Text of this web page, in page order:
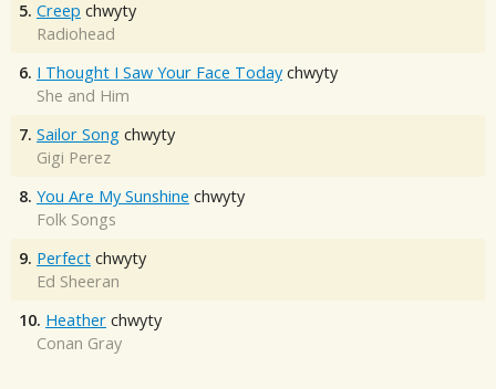
5. Creep chwyty
Radiohead
6. I Thought I Saw Your Face Today chwyty
She and Him
7. Sailor Song chwyty
Gigi Perez
8. You Are My Sunshine chwyty
Folk Songs
9. Perfect chwyty
Ed Sheeran
10. Heather chwyty
Conan Gray